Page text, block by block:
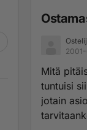
Mitä
tuntuisi
jotain